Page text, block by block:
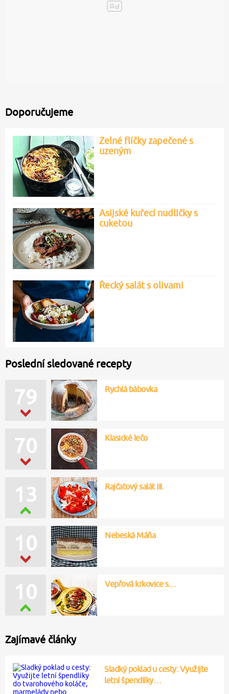
Doporučujeme
Zelné flíčky zapečené s
uzeným
Asijské kuřecí nudličky s
cuketou
Řecký salát s olivami
Poslední sledované recepty
78 Rychlá bábovka
70 Klasické lečo
10 Nebeská Máňa
11 Rajčatový salát III.
10 Vepřová krkovice s…
Zajímavé články
Sladký poklad u cesty: Využijte
letní špendlíky…